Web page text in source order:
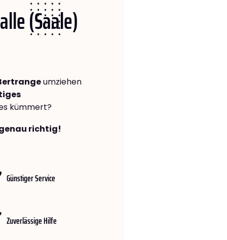
(Saale)
umziehen
kümmert?
richtig!
Günstiger Service
Zuverlässige Hilfe